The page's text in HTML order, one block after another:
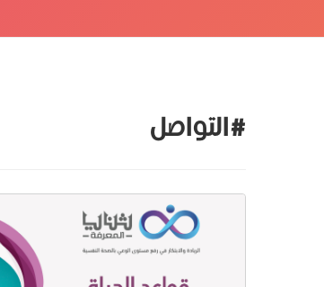
#التواصل